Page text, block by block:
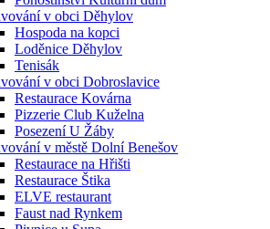
v obci Děhylov
Hospoda na kopci
Loděnice Děhylov
Tenisák
v obci Dobroslavice
Restaurace Kovárna
Pizzerie Club Kuželna
Posezení U Žáby
v městě Dolní Benešov
Restaurace na Hřišti
Restaurace Štika
ELVE restaurant
Faust nad Rynkem